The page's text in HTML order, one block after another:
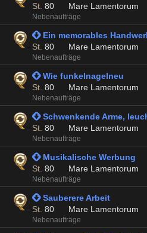
St. 80 Mare Lamentorum
Nebenaufträge
 Ein memorables
St. 80 Mare Lamentorum
Nebenaufträge
 Wie funkelnagelneu
St. 80 Mare Lamentorum
Nebenaufträge
 Schwenkende Arme,
St. 80 Mare Lamentorum
Nebenaufträge
 Musikalische Werbung
St. 80 Mare Lamentorum
Nebenaufträge
 Sauberere Arbeit
St. 80 Mare Lamentorum
Nebenaufträge